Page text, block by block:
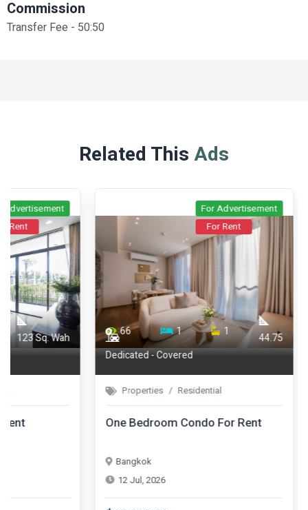
Commission
Transfer Fee - 50:50
Related ThisAds
For Rent
66 1 1
44.75
Dedicated - Covered
Residential
One Bedroom Condo For Rent
72
One